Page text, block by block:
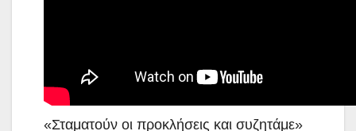
«Σταματούν οι προκλήσεις και συζητάμε»